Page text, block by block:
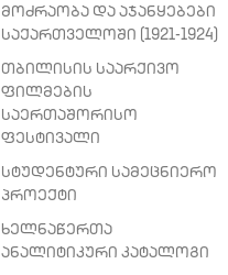
ᲛᲝᲫᲠᲐᲝᲑᲐ ᲓᲐ ᲐᲯᲐᲜᲧᲔᲑᲔᲑᲘ
ᲡᲐᲥᲐᲠᲗᲕᲔᲚᲝᲨᲘ (1921-1924)
ᲗᲑᲘᲚᲘᲡᲘᲡ ᲡᲐᲐᲠᲥᲘᲕᲝ
ᲤᲘᲚᲛᲔᲑᲘᲡ
ᲡᲐᲔᲠᲗᲐᲨᲝᲠᲘᲡᲝ
ᲤᲔᲡᲢᲘᲕᲐᲚᲘ
ᲡᲢᲣᲓᲔᲜᲢᲣᲠᲘ ᲡᲐᲛᲔᲪᲜᲘᲔᲠᲝ
ᲞᲠᲝᲔᲥᲢᲘ
ᲮᲔᲚᲜᲐᲬᲔᲠᲗᲐ
ᲐᲜᲐᲚᲘᲢᲘᲙᲣᲠᲘ ᲙᲐᲢᲐᲚᲝᲒᲘ